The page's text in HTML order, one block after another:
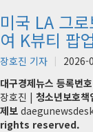
미국 LA 그
여 K뷰티 팝
장호진 기자 2026-
대구경제뉴스 등록번호
장호진 | 청소년보호책
제보
rights reserved.